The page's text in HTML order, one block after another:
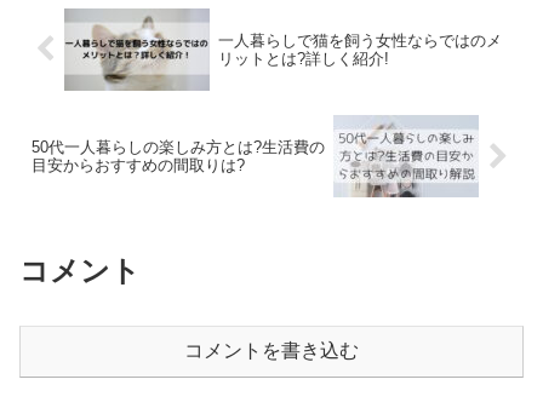
一人暮らしで猫を飼う女性ならではのメ
リットとは?詳しく紹介!
50代一人暮らしの楽しみ方とは?生活費の
目安からおすすめの間取りは?
コメント
コメントを書き込む